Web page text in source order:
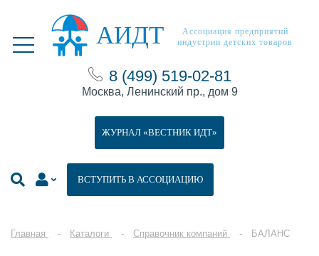
АИДТ
Ассоциация предприятий
индустрии детских товаров
8 (499) 519-02-81
Москва, Ленинский пр., дом 9
ВСТУПИТЬ В АССОЦИАЦИЮ
ЖУРНАЛ «ВЕСТНИК ИДТ»
Главная Каталоги Справочник компаний БАЛАНС